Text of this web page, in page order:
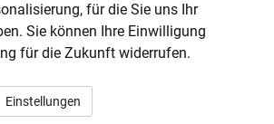
Rückruf anfordern
für die Sie uns Ihr
Sie können Ihre Einwilligung
für die Zukunft widerrufen.
Einstellungen